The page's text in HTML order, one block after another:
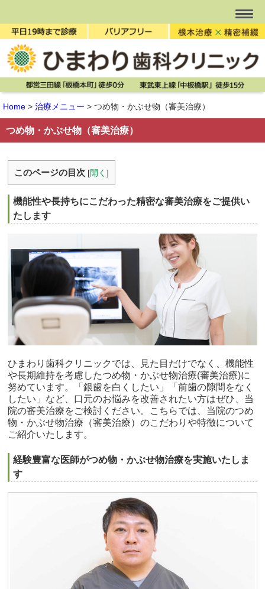
Home > 治療メニュー > つめ物・かぶせ物（審美治療）
つめ物・かぶせ物（審美治療）
このページの目次 [開く]
機能性や長持ちにこだわった精密な審美治療をご提供い
たします
ひまわり歯科クリニックでは、見た目だけでなく、機能性
や長期維持を考慮したつめ物・かぶせ物治療(審美治療)に
努めています。「銀歯を白くしたい」「前歯の隙間をなく
したい」など、口元のお悩みを改善されたい方はぜひ、当
院の審美治療をご検討ください。こちらでは、当院のつめ
物・かぶせ物治療（審美治療）のこだわりや特徴について
ご紹介いたします。
経験豊富な医師がつめ物・かぶせ物治療を実施いたしま
す